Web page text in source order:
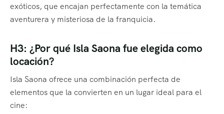
exóticos, que encajan perfectamente con la temática
aventurera y misteriosa de la franquicia.
H3: ¿Por qué Isla Saona fue elegida como
locación?
Isla Saona ofrece una combinación perfecta de
elementos que la convierten en un lugar ideal para el
cine: